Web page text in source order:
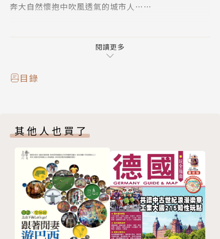
奔大自然懷抱中吹風透氣的城市人……
奔向香江，「吃玩買、買玩吃」！
閱讀更多
目錄
其他人也買了